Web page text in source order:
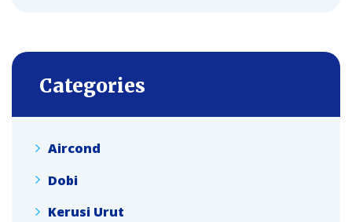
Categories
Aircond
Dobi
Kerusi Urut